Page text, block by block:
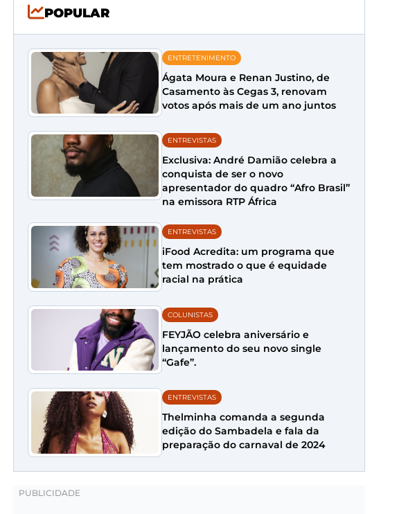
POPULAR
ENTRETENIMENTO
Ágata Moura e Renan Justino, de
Casamento às Cegas 3, renovam
votos após mais de um ano juntos
ENTREVISTAS
Exclusiva: André Damião celebra a
conquista de ser o novo
apresentador do quadro “Afro Brasil”
na emissora RTP África
ENTREVISTAS
iFood Acredita: um programa que
tem mostrado o que é equidade
racial na prática
COLUNISTAS
FEYJÃO celebra aniversário e
lançamento do seu novo single
“Gafe”.
ENTREVISTAS
Thelminha comanda a segunda
edição do Sambadela e fala da
preparação do carnaval de 2024